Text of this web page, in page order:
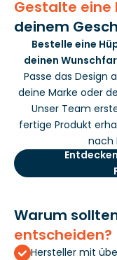
Gestalte eine
deinem
Bestelle eine
deinen
Passe das Design
deine Marke oder
Unser Team
fertige Produkt
nach
Warum
entscheiden?
Hersteller mit